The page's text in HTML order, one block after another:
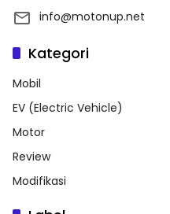
info@motonup.net
Kategori
Mobil
EV (Electric Vehicle)
Motor
Review
Modifikasi